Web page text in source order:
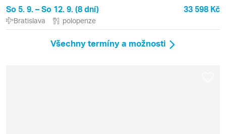
So 5. 9. – So 12. 9. (8 dní) 33 598 Kč
Bratislava polopenze
Všechny termíny a možnosti